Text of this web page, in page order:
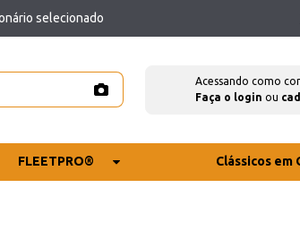
selecionado
Acessando como
Faça o login ou
FLEETPRO® Clássicos em